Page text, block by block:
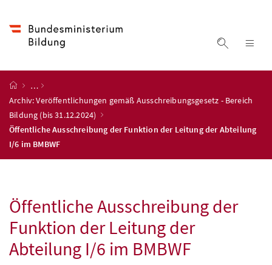
Suche
Startseite
…
Archiv: Veröffentlichungen gemäß Ausschreibungsgesetz - Bereich
Bildung (bis 31.12.2024)
Öffentliche Ausschreibung der Funktion der Leitung der Abteilung
I/6 im BMBWF
Öffentliche Ausschreibung der
Funktion der Leitung der
Abteilung I/6 im BMBWF